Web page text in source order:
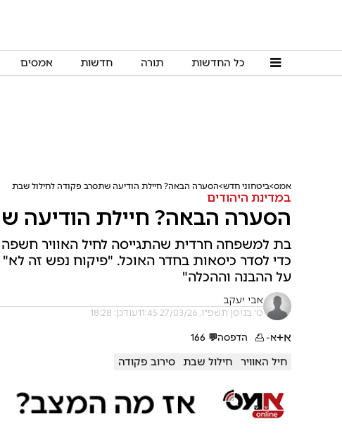
כל החדשות תורה חדשות אמסים
אמס ביטחוני חדש הסערה הבאה? חיילת הודיעה שתסרב פקודה לחילול שבת
במדינת היהודים
הסערה הבאה? חיילת הודיעה
בת למשפחה חרדית שהתגייסה לחיל האוויר
כדי לסדר כיסאות בחדר האוכל. "פיקוח נפש זה
על ההבנה וההכלה"
אבי יעקב
ט' בניסן תשפ"ו, 27/03/26 11:45 עודכן: 18:28
א+א- הדפסה💬
166
חיל האוויר חילול שבת סירוב פקודה